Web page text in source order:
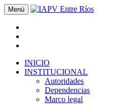
Menú
INICIO
INSTITUCIONAL
Autoridades
Dependencias
Marco legal